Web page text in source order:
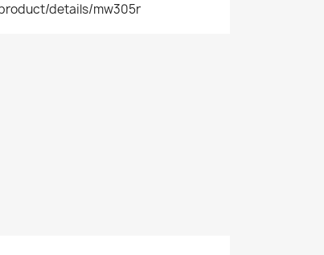
details/mw305r